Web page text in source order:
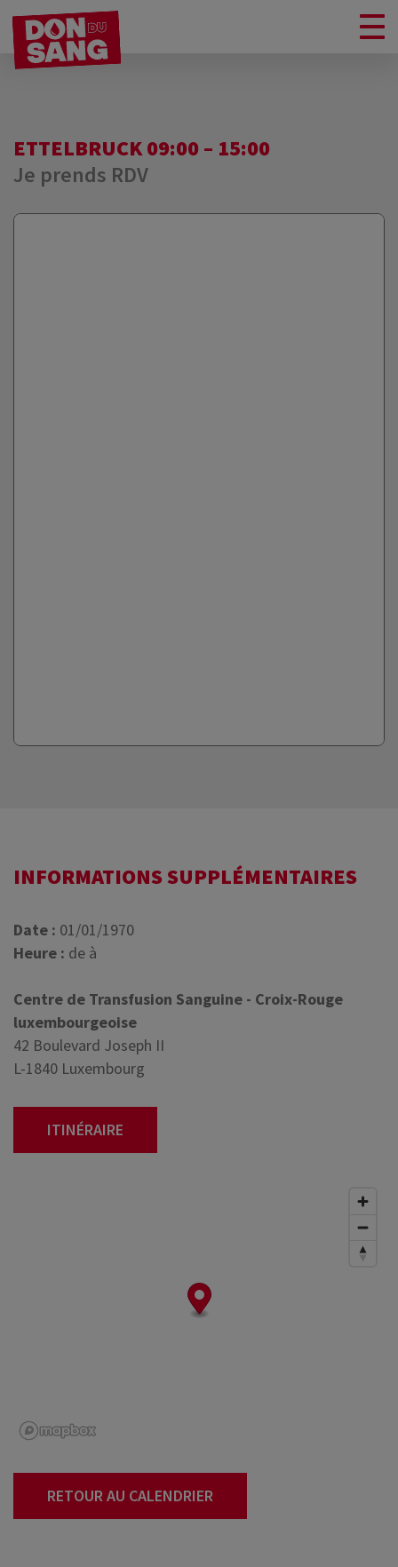
ETTELBRUCK 09:00 – 15:00
Je prends RDV
INFORMATIONS SUPPLÉMENTAIRES
Date : 01/01/1970
Heure : de à
Centre de Transfusion Sanguine - Croix-Rouge
luxembourgeoise
42 Boulevard Joseph II
L-1840 Luxembourg
ITINÉRAIRE
RETOUR AU CALENDRIER